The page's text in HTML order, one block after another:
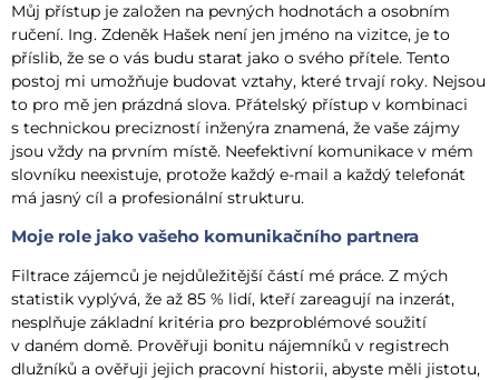
Můj přístup je založen na pevných hodnotách a osobním
ručení. Ing. Zdeněk Hašek není jen jméno na vizitce, je to
příslib, že se o vás budu starat jako o svého přítele. Tento
postoj mi umožňuje budovat vztahy, které trvají roky. Nejsou
to pro mě jen prázdná slova. Přátelský přístup v kombinaci
s technickou precizností inženýra znamená, že vaše zájmy
jsou vždy na prvním místě. Neefektivní komunikace v mém
slovníku neexistuje, protože každý e-mail a každý telefonát
má jasný cíl a profesionální strukturu.
Moje role jako vašeho komunikačního partnera
Filtrace zájemců je nejdůležitější částí mé práce. Z mých
statistik vyplývá, že až 85 % lidí, kteří zareagují na inzerát,
nesplňuje základní kritéria pro bezproblémové soužití
v daném domě. Prověřuji bonitu nájemníků v registrech
dlužníků a ověřuji jejich pracovní historii, abyste měli jistotu,